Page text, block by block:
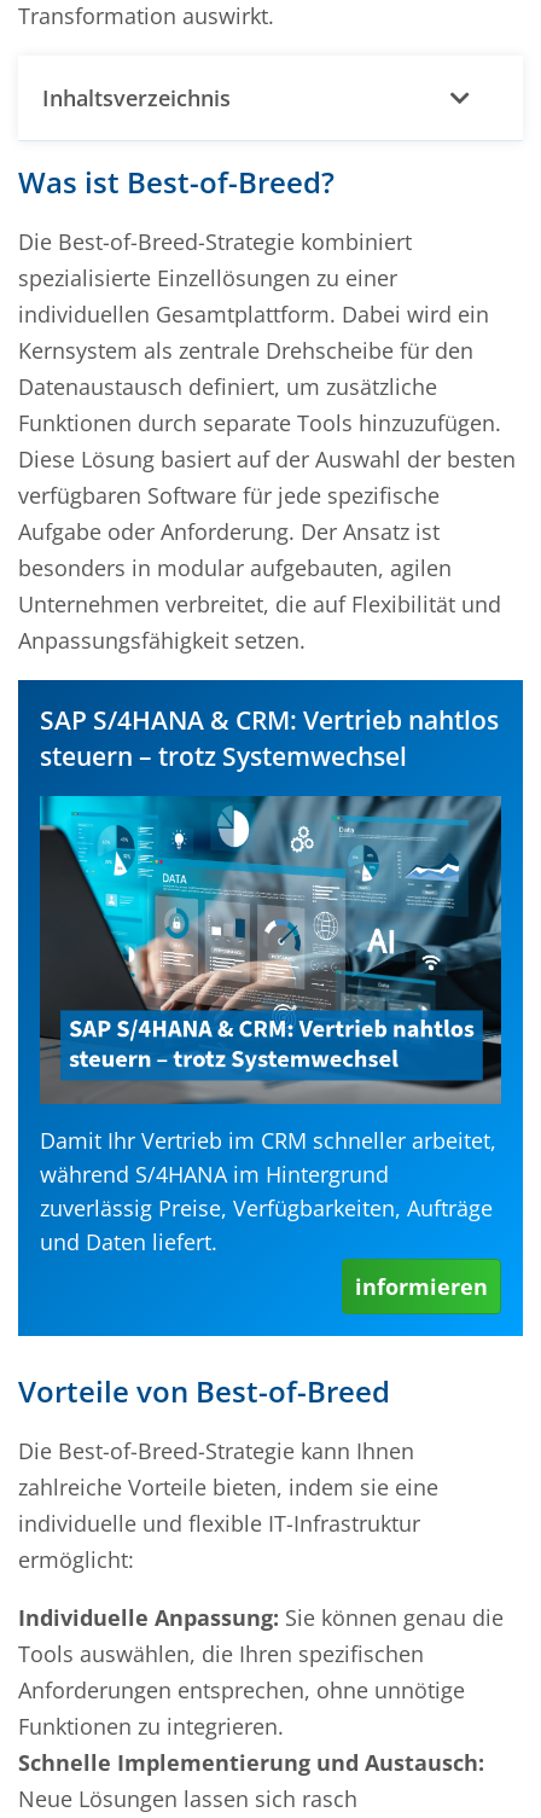
Transformation auswirkt.
Inhaltsverzeichnis
Was ist Best-of-Breed?
Die Best-of-Breed-Strategie kombiniert
spezialisierte Einzellösungen zu einer
individuellen Gesamtplattform. Dabei wird ein
Kernsystem als zentrale Drehscheibe für den
Datenaustausch definiert, um zusätzliche
Funktionen durch separate Tools hinzuzufügen.
Diese Lösung basiert auf der Auswahl der besten
verfügbaren Software für jede spezifische
Aufgabe oder Anforderung. Der Ansatz ist
besonders in modular aufgebauten, agilen
Unternehmen verbreitet, die auf Flexibilität und
Anpassungsfähigkeit setzen.
SAP S/4HANA & CRM: Vertrieb nahtlos
steuern – trotz Systemwechsel
Damit Ihr Vertrieb im CRM schneller arbeitet,
während S/4HANA im Hintergrund
zuverlässig Preise, Verfügbarkeiten, Aufträge
und Daten liefert.
informieren
Vorteile von Best-of-Breed
Die Best-of-Breed-Strategie kann Ihnen
zahlreiche Vorteile bieten, indem sie eine
individuelle und flexible IT-Infrastruktur
ermöglicht:
Individuelle Anpassung: Sie können genau die
Tools auswählen, die Ihren spezifischen
Anforderungen entsprechen, ohne unnötige
Funktionen zu integrieren.
Schnelle Implementierung und Austausch:
Neue Lösungen lassen sich rasch